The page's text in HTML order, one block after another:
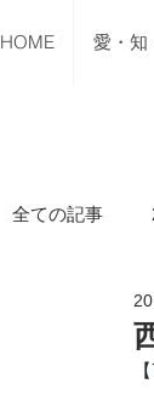
HOME 愛・知
全ての記事
ご支援の